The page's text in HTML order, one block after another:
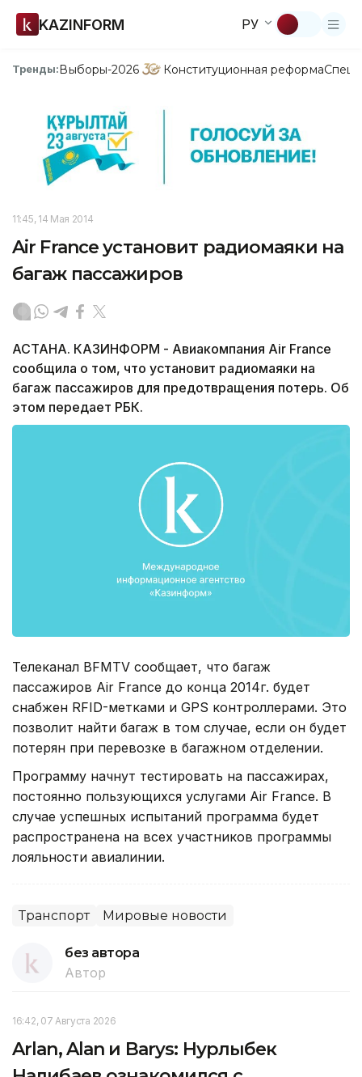
KAZINFORM РУ
Тренды:Выборы-2026 Конституционная реформа
11:45, 14 Мая 2014
Air France установит радиомаяки на
багаж пассажиров
АСТАНА. КАЗИНФОРМ - Авиакомпания Air France
сообщила о том, что установит радиомаяки на
багаж пассажиров для предотвращения потерь. Об
этом передает РБК.
Телеканал BFMTV сообщает, что багаж
пассажиров Air France до конца 2014г. будет
снабжен RFID-метками и GPS контроллерами. Это
позволит найти багаж в том случае, если он будет
потерян при перевозке в багажном отделении.
Программу начнут тестировать на пассажирах,
постоянно пользующихся услугами Air France. В
случае успешных испытаний программа будет
распространена на всех участников программы
лояльности авиалинии.
Транспорт Мировые новости
без автора
Автор
16:42, 07 Августа 2026
Arlan, Alan и Barys: Нурлыбек